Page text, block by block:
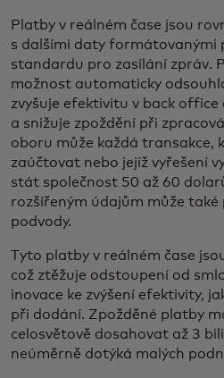
Platby v reálném čase jsou
s dalšími daty formátovanými
standardu pro zasílání zpráv.
možnost automaticky
zvyšuje efektivitu v back office
a snižuje zpoždění při
oboru může každá transakce,
zaúčtovat nebo jejíž vyřešení
stát společnost 50 až 60
rozšířeným údajům může
podvody.
Tyto platby v reálném čase
což ztěžuje odstoupení od
inovace ke zvýšení efektivity,
při dodání. Zpožděné platby
celosvětově dosahovat až 3
neúměrně dotýká malých